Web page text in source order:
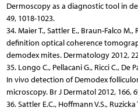
Dermoscopy as a diagnostic tool in
49, 1018-1023.
34. Maier T., Sattler E., Braun-Falco M.,
definition optical coherence
demodex mites. Dermatology 2012,
35. Longo C., Pellacani G., Ricci C., De
In vivo detection of Demodex
microscopy. Br J Dermatol 2012, 166,
36. Sattler E.C., Hoffmann V.S.,